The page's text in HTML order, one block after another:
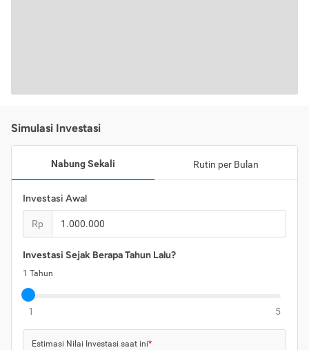
Simulasi Investasi
Nabung Sekali Rutin per Bulan
Investasi Awal
Rp
Investasi Sejak Berapa Tahun Lalu?
1 Tahun
1 5
Estimasi Nilai Investasi saat ini*